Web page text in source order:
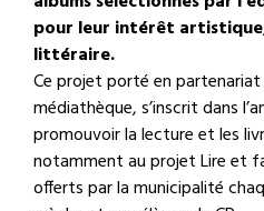
pour leur intérêt
littéraire.
Ce projet porté en
médiathèque, s’inscrit dans
promouvoir la lecture et les
notamment au projet Lire et
offerts par la municipalité